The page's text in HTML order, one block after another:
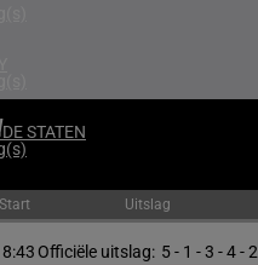
STATEN
Start Uitslag
Officiële uitslag: 5 - 1 - 3 - 4 - 2